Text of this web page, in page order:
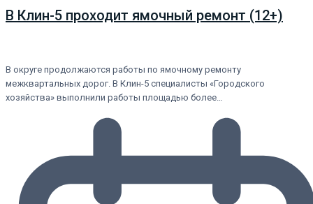
В Клин-5 проходит ямочный ремонт (12+)
В округе продолжаются работы по ямочному ремонту
межквартальных дорог. В Клин-5 специалисты «Городского
хозяйства» выполнили работы площадью более…